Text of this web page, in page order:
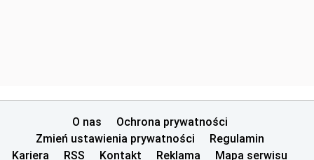
O nas
Ochrona prywatności
Zmień ustawienia prywatności
Regulamin
Kariera
RSS Kontakt Reklama Mapa serwisu